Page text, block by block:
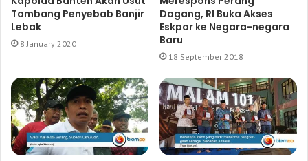
Tambang Penyebab Banjir
Lebak
8 January 2020
Dagang, RI Buka Akses
Eskpor ke Negara-negara
Baru
18 September 2018